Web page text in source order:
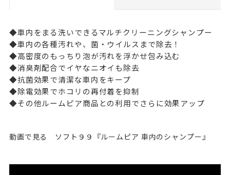
◆車内をまる洗いできるマルチクリーニングシャンプー
◆車内の各種汚れや、菌・ウイルスまで除去！
◆高密度のもっちり泡が汚れを浮かせ包み込む
◆消臭剤配合でイヤなニオイも除去
◆抗菌効果で清潔な車内をキープ
◆除電効果でホコリの再付着を抑制
◆その他ルームピア商品との利用でさらに効果アップ
動画で見る ソフト９９『ルームピア 車内のシャンプー』